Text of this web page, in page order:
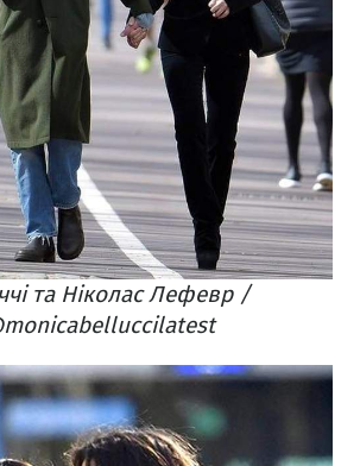
та Ніколас Лефевр /